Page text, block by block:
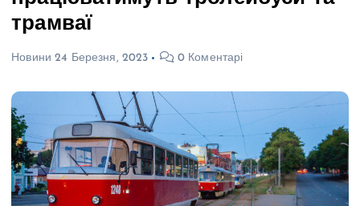
трамваї
Новини 24 Березня, 2023 0 Коментарі